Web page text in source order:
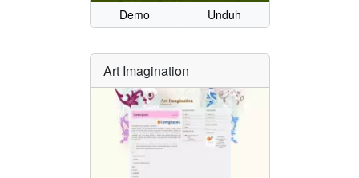
Demo Unduh
Art Imagination